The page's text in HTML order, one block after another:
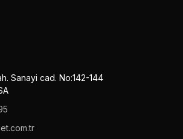
Sanayi cad. No:142-144